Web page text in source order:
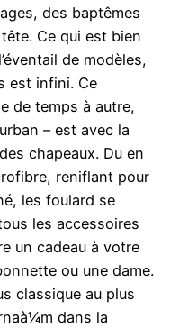
des baptêmes
Ce qui est bien
de modèles,
est infini. Ce
de temps à autre,
– est avec la
chapeaux. Du en
reniflant pour
les foulard se
les accessoires
un cadeau à votre
ou une dame.
classique au plus
dans la